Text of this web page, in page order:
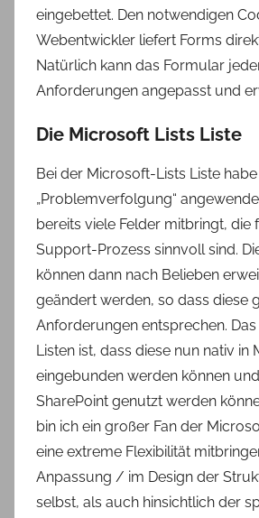
eingebettet. Den notwendigen
Webentwickler liefert Forms
Natürlich kann das Formular
Anforderungen angepasst und
Die Microsoft Lists Liste
Bei der Microsoft-Lists Liste
„Problemverfolgung“
bereits viele Felder mitbringt, die
Support-Prozess sinnvoll sind.
können dann nach Belieben
geändert werden, so dass diese
Anforderungen entsprechen.
Listen ist, dass diese nun nativ in
eingebunden werden können
SharePoint genutzt werden
bin ich ein großer Fan der
eine extreme Flexibilität
Anpassung / im Design der
selbst, als auch hinsichtlich der